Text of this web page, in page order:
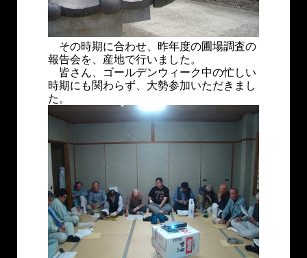
その時期に合わせ、昨年度の圃場調査の
報告会を、産地で行いました。
皆さん、ゴールデンウィーク中の忙しい
時期にも関わらず、大勢参加いただきまし
た。